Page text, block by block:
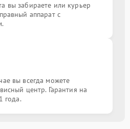
от 250.00 ₽
вы забираете или курьер
аппарат с
вы всегда можете
центр. Гарантия на
года.